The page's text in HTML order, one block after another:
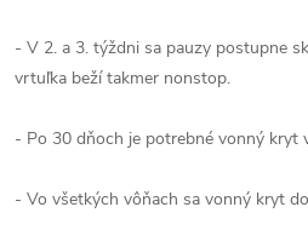
- V 2. a 3. týždni sa pauzy postupne
vrtuľka beží takmer nonstop.
- Po 30 dňoch je potrebné vonný kryt
- Vo všetkých vôňach sa vonný kryt